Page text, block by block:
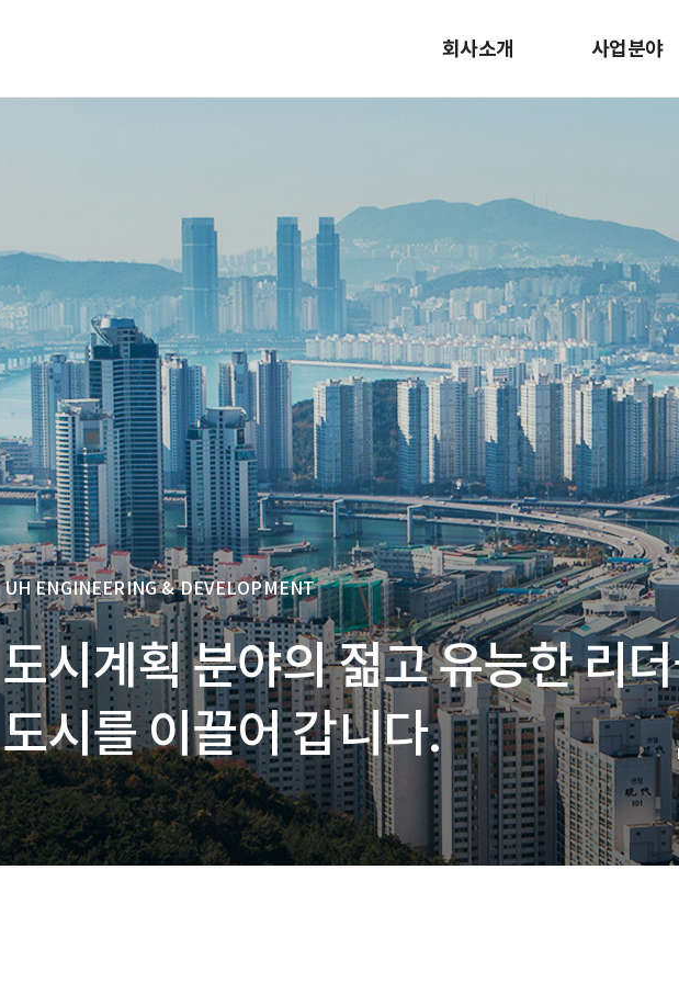
회사소개 사업분야
UH ENGINEERING & DEVELOPMENT
도시계획 분야의 젊고 유능한 리
도시를 이끌어 갑니다.